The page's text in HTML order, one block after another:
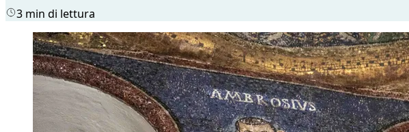
3 min di lettura